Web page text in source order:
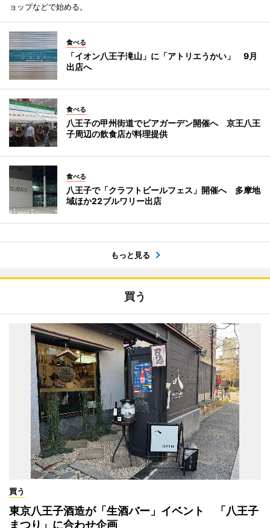
ョップなどで始める。
食べる
「イオン八王子滝山」に「アトリエうかい」 9月
出店へ
食べる
八王子の甲州街道でビアガーデン開催へ 京王八王
子周辺の飲食店が料理提供
食べる
八王子で「クラフトビールフェス」開催へ 多摩地
域ほか22ブルワリー出店
もっと見る
買う
買う
東京八王子酒造が「生酒バー」イベント 「八王子
まつり」に合わせ企画